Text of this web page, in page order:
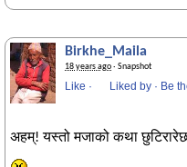
Birkhe_Maila
18 years ago· Snapshot
Like · Liked by · Be
अहम्! यस्तो मजाको कथा